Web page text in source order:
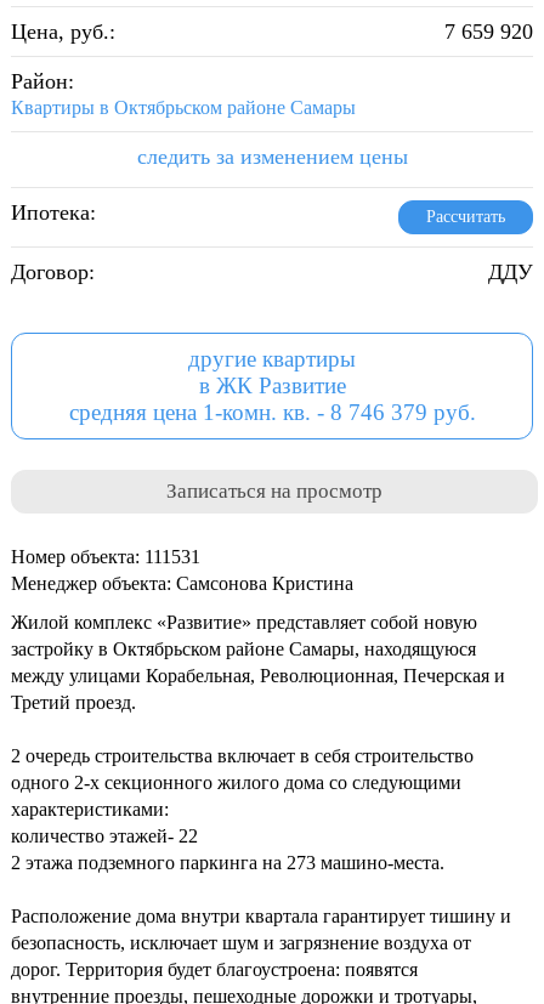
Цена, руб.: 7 659 920
Район:
Квартиры в Октябрьском районе Самары
следить за изменением цены
Ипотека: Рассчитать
Договор: ДДУ
другие квартиры
в ЖК Развитие
средняя цена 1-комн. кв. - 8 746 379 руб.
Записаться на просмотр
Номер объекта: 111531
Менеджер объекта: Самсонова Кристина
Жилой комплекс «Развитие» представляет собой новую
застройку в Октябрьском районе Самары, находящуюся
между улицами Корабельная, Революционная, Печерская и
Третий проезд.
2 очередь строительства включает в себя строительство
одного 2-х секционного жилого дома со следующими
характеристиками:
количество этажей- 22
2 этажа подземного паркинга на 273 машино-места.
Расположение дома внутри квартала гарантирует тишину и
безопасность, исключает шум и загрязнение воздуха от
дорог. Территория будет благоустроена: появятся
внутренние проезды, пешеходные дорожки и тротуары,